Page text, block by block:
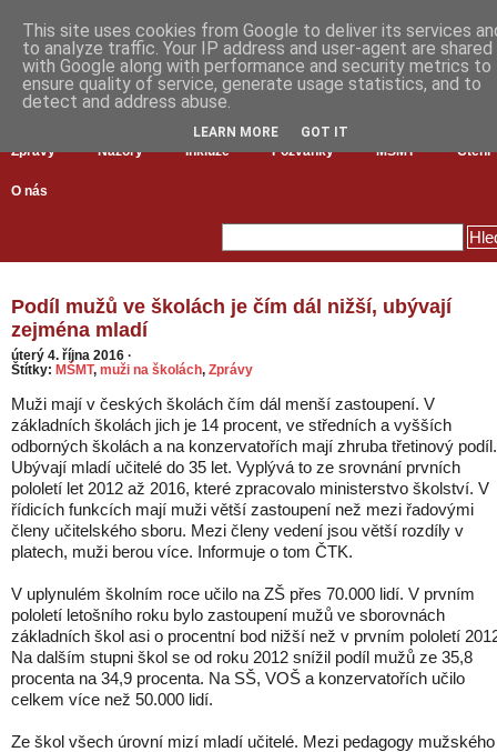
Zprávy Názory Inkluze Pozvánky MŠMT Čtení
O nás
Podíl mužů ve školách je čím dál nižší, ubývají
zejména mladí
úterý 4. října 2016 ·
Štítky: MŠMT, muži na školách, Zprávy
Muži mají v českých školách čím dál menší zastoupení. V
základních školách jich je 14 procent, ve středních a vyšších
odborných školách a na konzervatořích mají zhruba třetinový podíl.
Ubývají mladí učitelé do 35 let. Vyplývá to ze srovnání prvních
pololetí let 2012 až 2016, které zpracovalo ministerstvo školství. V
řídicích funkcích mají muži větší zastoupení než mezi řadovými
členy učitelského sboru. Mezi členy vedení jsou větší rozdíly v
platech, muži berou více. Informuje o tom ČTK.
V uplynulém školním roce učilo na ZŠ přes 70.000 lidí. V prvním
pololetí letošního roku bylo zastoupení mužů ve sborovnách
základních škol asi o procentní bod nižší než v prvním pololetí
Na dalším stupni škol se od roku 2012 snížil podíl mužů ze 35,8
procenta na 34,9 procenta. Na SŠ, VOŠ a konzervatořích učilo
celkem více než 50.000 lidí.
Ze škol všech úrovní mizí mladí učitelé. Mezi pedagogy mužského
This site uses cookies from Google to deliver its services
to analyze traffic. Your IP address and user-agent are shared
with Google along with performance and security metrics to
ensure quality of service, generate usage statistics, and to
detect and address abuse.
LEARN MORE GOT IT